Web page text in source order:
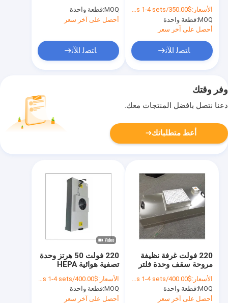
Hepa
MOQ: قطعة واحدة
أحصل على آخر سعر
ﺎﺘﺼﻟ ﺍﻶﻧ
0.3um
الأسعار:$350.00/sets 1-4 sets
MOQ: قطعة واحدة
أحصل على آخر سعر
ﺎﺘﺼﻟ ﺍﻶﻧ
وفر وقتك
دعنا نتصل بأفضل المنتجات معك.
أعط متطلباتك
220 فولت 50 هرتز وحدة
تصفية هوائية HEPA
محمولة
الأسعار:$400.00/sets 1-4 sets
MOQ: قطعة واحدة
أحصل على آخر سعر
220 فولت غرفة نظيفة
مروحة سقف وحدة فلتر
الفطر
الأسعار:$400.00/sets 1-4 sets
MOQ: قطعة واحدة
أحصل على آخر سعر